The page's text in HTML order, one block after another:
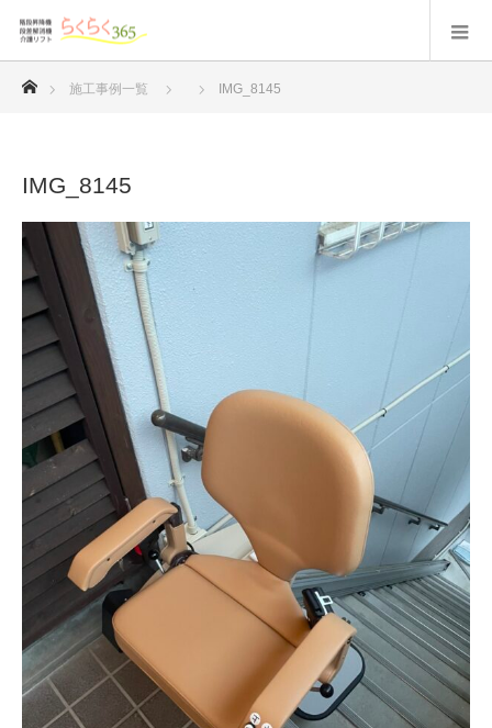
ホーム
施工事例一覧 IMG_8145
IMG_8145